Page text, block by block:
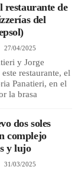
restaurante de
del
27/04/2025
y Jorge
restaurante, el
Panatieri, en el
la brasa
dos soles
complejo
y lujo
31/03/2025